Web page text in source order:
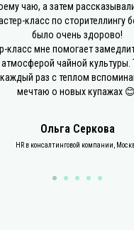
чаю, а затем
класс по сторителлингу
было очень здорово!
класс мне помогает
чайной культуры.
раз с теплом
мечтаю о новых купажах 😊.
Ольга Серкова
HR в консалтинговой компании,